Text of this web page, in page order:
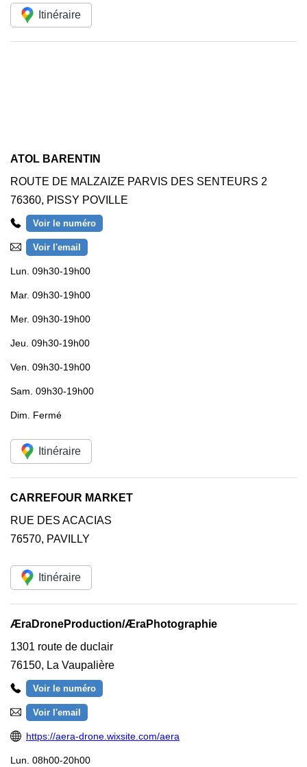
Itinéraire
ATOL BARENTIN
ROUTE DE MALZAIZE PARVIS DES SENTEURS 2
76360, PISSY POVILLE
Voir le numéro
Voir l'email
Lun. 09h30-19h00
Mar. 09h30-19h00
Mer. 09h30-19h00
Jeu. 09h30-19h00
Ven. 09h30-19h00
Sam. 09h30-19h00
Dim. Fermé
Itinéraire
CARREFOUR MARKET
RUE DES ACACIAS
76570, PAVILLY
Itinéraire
ÆraDroneProduction/ÆraPhotographie
1301 route de duclair
76150, La Vaupalière
Voir le numéro
Voir l'email
https://aera-drone.wixsite.com/aera
Lun. 08h00-20h00